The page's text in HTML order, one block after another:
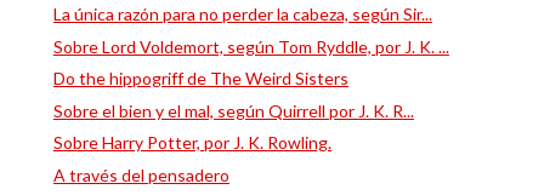
La única razón para no perder la cabeza, según Sir...
Sobre Lord Voldemort, según Tom Ryddle, por J. K. ...
Do the hippogriff de The Weird Sisters
Sobre el bien y el mal, según Quirrell por J. K. R...
Sobre Harry Potter, por J. K. Rowling.
A través del pensadero